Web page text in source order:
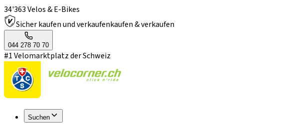
34'363 Velos & E-Bikes
Sicher kaufen und verkaufenkaufen & verkaufen
044 278 70 70
#1 Velomarktplatz der Schweiz
Suchen